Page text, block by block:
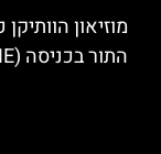
מוזיאון
התור בכניסה (SKIP THE LINE)